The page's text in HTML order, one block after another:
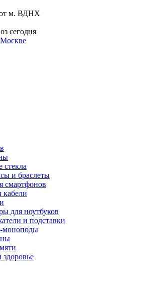
м. ВДНХ
сегодня
Москве
и браслеты
смартфонов
кабели
для ноутбуков
и подставки
здоровье